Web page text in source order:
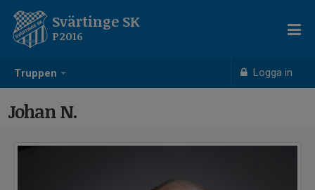
Truppen Logga in
Svärtinge SK
P2016
Johan N.